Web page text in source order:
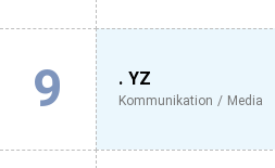
9 . YZ
Kommunikation / Media